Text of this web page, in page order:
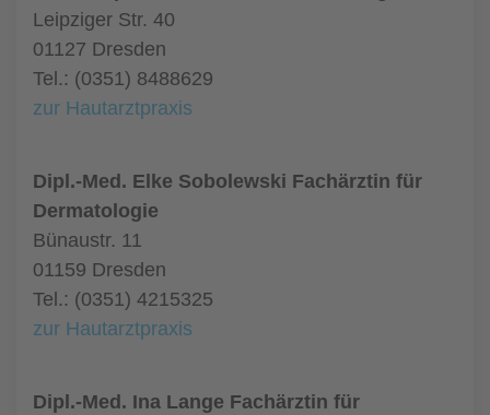
Leipziger Str. 40
01127 Dresden
Tel.: (0351) 8488629
zur Hautarztpraxis
Dipl.-Med. Elke Sobolewski Fachärztin für
Dermatologie
Bünaustr. 11
01159 Dresden
Tel.: (0351) 4215325
zur Hautarztpraxis
Dipl.-Med. Ina Lange Fachärztin für